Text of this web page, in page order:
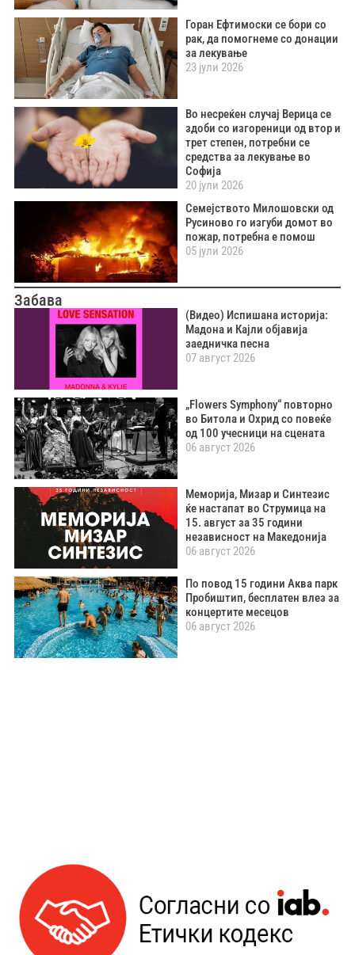
Горан Ефтимоски се бори со
рак, да помогнеме со донации
за лекување
23 јули 2026
Во несреќен случај Верица се
здоби со изгореници од втор и
трет степен, потребни се
средства за лекување во
Софија
20 јули 2026
Семејството Милошовски од
Русиново го изгуби домот во
пожар, потребна е помош
05 јули 2026
Забава
(Видео) Испишана историја:
Мадона и Кајли објавија
заедничка песна
07 август 2026
„Flowers Symphony“ повторно
во Битола и Охрид со повеќе
од 100 учесници на сцената
06 август 2026
Меморија, Мизар и Синтезис
ќе настапат во Струмица на
15. август за 35 години
независност на Македонија
06 август 2026
По повод 15 години Аква парк
Пробиштип, бесплатен влез за
концертите месецов
06 август 2026